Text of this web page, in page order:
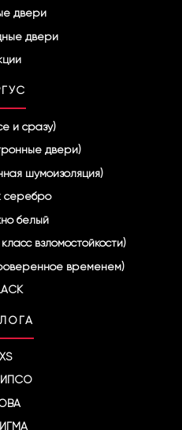
двери
двери
и сразу)
двери)
шумоизоляция)
серебро
белый
взломостойкости)
временем)
XS